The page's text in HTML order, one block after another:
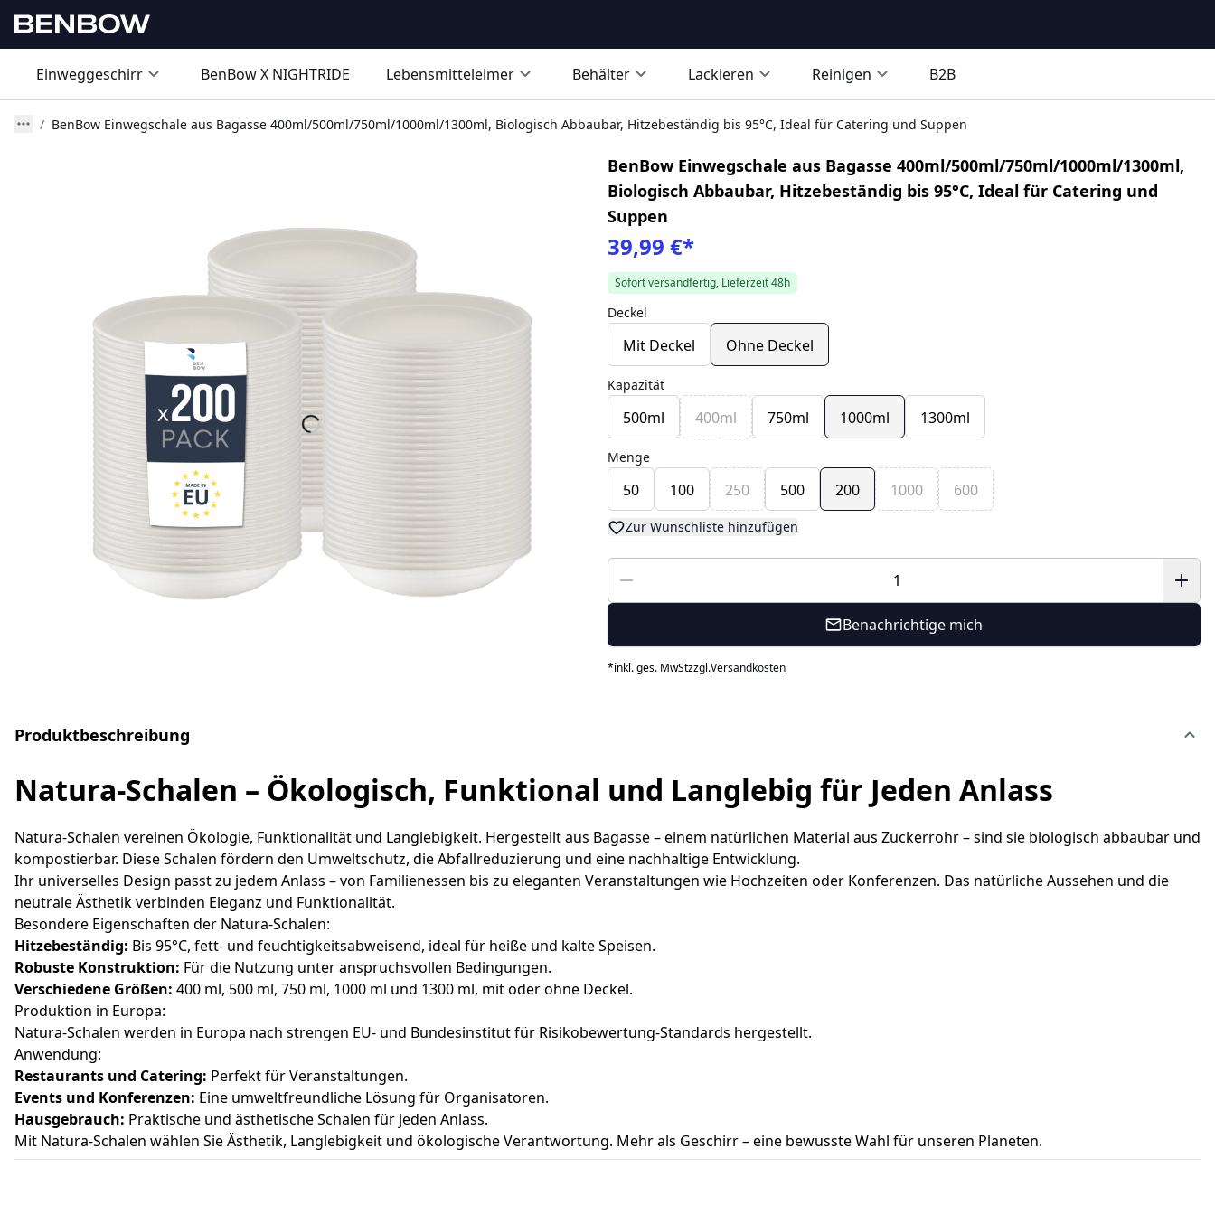
Einweggeschirr BenBow X NIGHTRIDE Lebensmitteleimer Behälter Lackieren Reinigen B2B
BenBow Einwegschale aus Bagasse 400ml/500ml/750ml/1000ml/1300ml, Biologisch Abbaubar, Hitzebeständig bis 95°C, Ideal für Catering und Suppen
BenBow Einwegschale aus Bagasse 400ml/500ml/750ml/1000ml/1300ml,
Biologisch Abbaubar, Hitzebeständig bis 95°C, Ideal für Catering und
Suppen
39,99 €*
Sofort versandfertig, Lieferzeit 48h
Deckel
Mit Deckel Ohne Deckel
Kapazität
500ml 400ml 750ml 1000ml 1300ml
Menge
50 100 250 500 200 1000 600
Zur Wunschliste hinzufügen
Benachrichtige mich
*inkl. ges. MwStzzgl.Versandkosten
Produktbeschreibung
Natura-Schalen – Ökologisch, Funktional und Langlebig für Jeden Anlass
Natura-Schalen vereinen Ökologie, Funktionalität und Langlebigkeit. Hergestellt aus Bagasse – einem natürlichen Material aus Zuckerrohr – sind sie biologisch abbaubar und
kompostierbar. Diese Schalen fördern den Umweltschutz, die Abfallreduzierung und eine nachhaltige Entwicklung.
Ihr universelles Design passt zu jedem Anlass – von Familienessen bis zu eleganten Veranstaltungen wie Hochzeiten oder Konferenzen. Das natürliche Aussehen und die
neutrale Ästhetik verbinden Eleganz und Funktionalität.
Besondere Eigenschaften der Natura-Schalen:
Hitzebeständig: Bis 95°C, fett- und feuchtigkeitsabweisend, ideal für heiße und kalte Speisen.
Robuste Konstruktion: Für die Nutzung unter anspruchsvollen Bedingungen.
Verschiedene Größen: 400 ml, 500 ml, 750 ml, 1000 ml und 1300 ml, mit oder ohne Deckel.
Produktion in Europa:
Natura-Schalen werden in Europa nach strengen EU- und Bundesinstitut für Risikobewertung-Standards hergestellt.
Anwendung:
Restaurants und Catering: Perfekt für Veranstaltungen.
Events und Konferenzen: Eine umweltfreundliche Lösung für Organisatoren.
Hausgebrauch: Praktische und ästhetische Schalen für jeden Anlass.
Mit Natura-Schalen wählen Sie Ästhetik, Langlebigkeit und ökologische Verantwortung. Mehr als Geschirr – eine bewusste Wahl für unseren Planeten.